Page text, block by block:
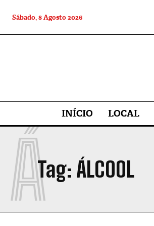
Sábado, 8 Agosto 2026
INÍCIO LOCAL
Tag: ÁLCOOL
Á